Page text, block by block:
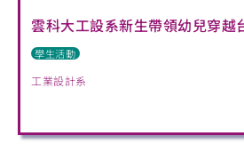
雲科大工設系新生帶領幼兒穿越
學生活動
工業設計系